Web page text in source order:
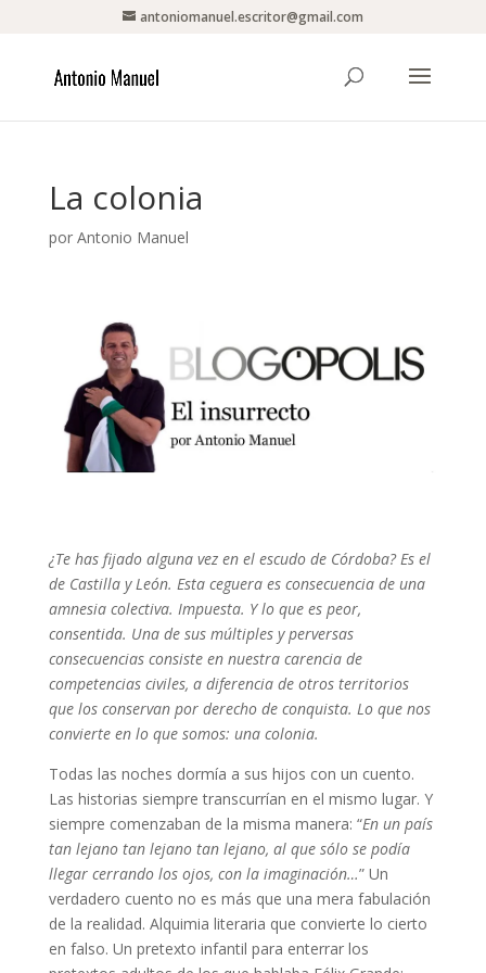
antoniomanuel.escritor@gmail.com
La colonia
por Antonio Manuel
¿Te has fijado alguna vez en el escudo de Córdoba? Es el
de Castilla y León. Esta ceguera es consecuencia de una
amnesia colectiva. Impuesta. Y lo que es peor,
consentida. Una de sus múltiples y perversas
consecuencias consiste en nuestra carencia de
competencias civiles, a diferencia de otros territorios
que los conservan por derecho de conquista. Lo que nos
convierte en lo que somos: una colonia.
Todas las noches dormía a sus hijos con un cuento.
Las historias siempre transcurrían en el mismo lugar. Y
siempre comenzaban de la misma manera: “En un país
tan lejano tan lejano tan lejano, al que sólo se podía
llegar cerrando los ojos, con la imaginación…” Un
verdadero cuento no es más que una mera fabulación
de la realidad. Alquimia literaria que convierte lo cierto
en falso. Un pretexto infantil para enterrar los